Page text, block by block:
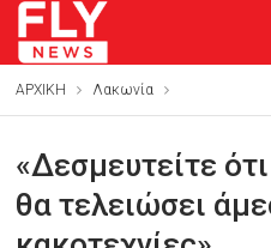
ΑΡΧΙΚΗ Λακωνία
«Δεσμευτείτε
θα τελειώσει